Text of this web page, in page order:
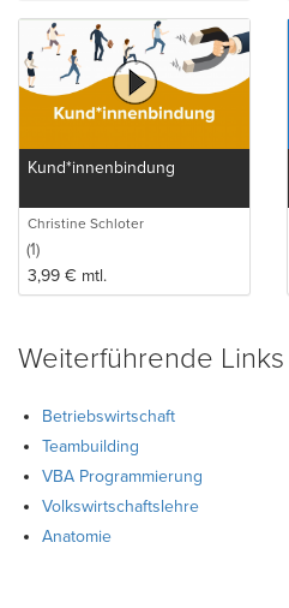
Kund*innenbindung
Christine Schloter
(1)
3,99 € mtl.
Weiterführende Links
Betriebswirtschaft
Teambuilding
VBA Programmierung
Volkswirtschaftslehre
Anatomie